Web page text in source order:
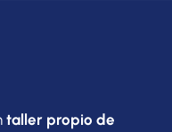
taller propio de